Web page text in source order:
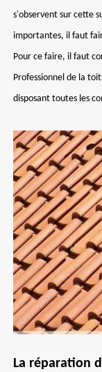
s'observent sur cette
importantes, il faut
Pour ce faire, il faut
Professionnel de la
disposant toutes les
La réparation